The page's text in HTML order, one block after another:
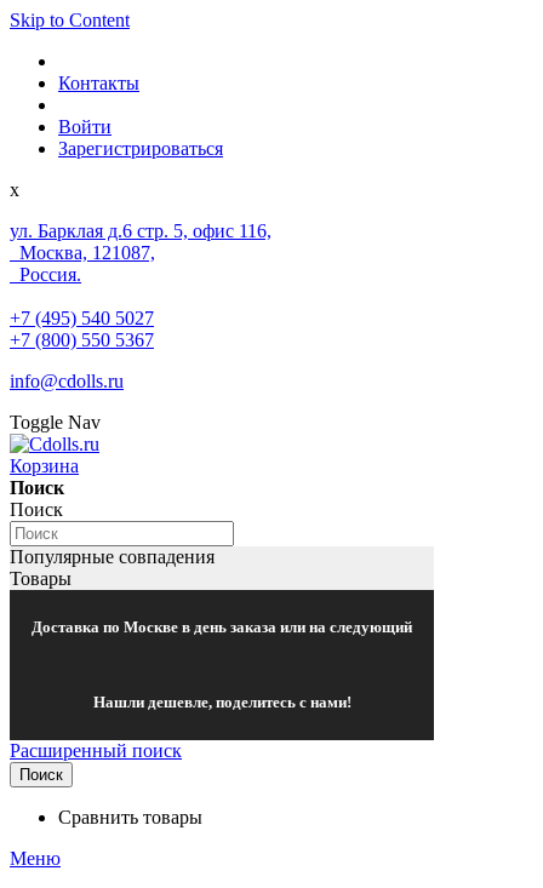
Skip to Content
Контакты
Войти
Зарегистрироваться
x
ул. Барклая д.6 стр. 5, офис 116,
Москва, 121087,
Россия.
+7 (495) 540 5027
+7 (800) 550 5367
info@cdolls.ru
Toggle Nav
Корзина
Поиск
Поиск
Популярные совпадения
Товары
Доставка по Москве в день заказа или на следующий
Нашли дешевле, поделитесь с нами!
Расширенный поиск
Поиск
Сравнить товары
Меню